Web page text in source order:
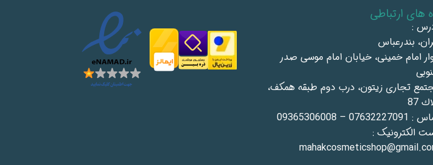
های ارتباطی
:
بندرعباس
امام خمينى، خيابان امام موسى صدر
تجاری زيتون، درب دوم طبقه همكف،
87
– 09365306008
الکترونیک :